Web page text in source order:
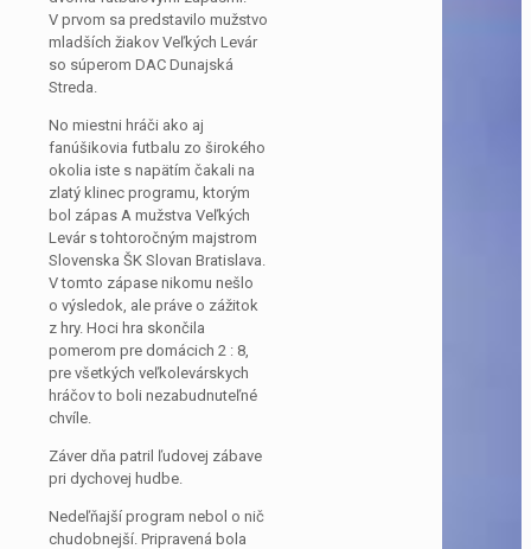
V prvom sa predstavilo mužstvo
mladších žiakov Veľkých Levár
so súperom DAC Dunajská
Streda.
No miestni hráči ako aj
fanúšikovia futbalu zo širokého
okolia iste s napätím čakali na
zlatý klinec programu, ktorým
bol zápas A mužstva Veľkých
Levár s tohtoročným majstrom
Slovenska ŠK Slovan Bratislava.
V tomto zápase nikomu nešlo
o výsledok, ale práve o zážitok
z hry. Hoci hra skončila
pomerom pre domácich 2 : 8,
pre všetkých veľkolevárskych
hráčov to boli nezabudnuteľné
chvíle.
Záver dňa patril ľudovej zábave
pri dychovej hudbe.
Nedeľňajší program nebol o nič
chudobnejší. Pripravená bola